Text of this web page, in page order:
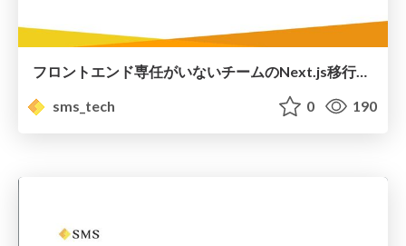
フロントエンド専任がいないチームのNext.js移行と、その後/Renewal to Next.js for a team without a dedicated front-end developer, and what happened next
sms_tech
0 190